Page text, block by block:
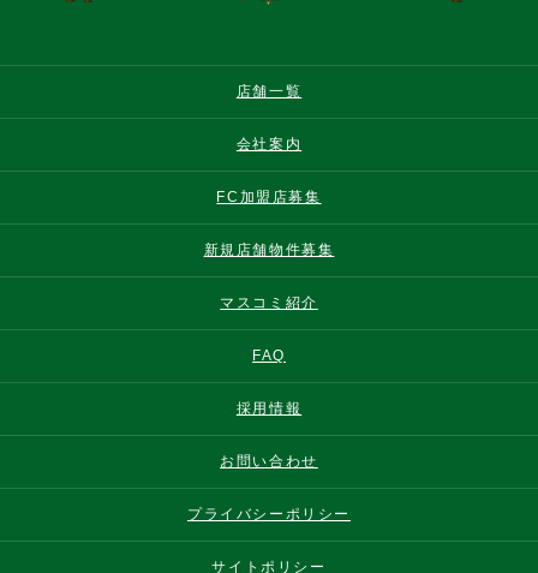
店舗一覧
会社案内
FC加盟店募集
新規店舗物件募集
マスコミ紹介
FAQ
採用情報
お問い合わせ
プライバシーポリシー
サイトポリシー